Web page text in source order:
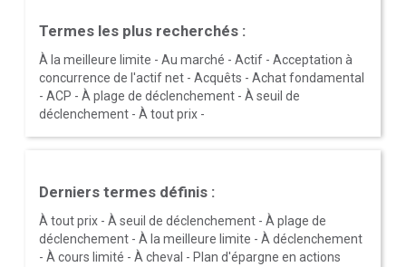
Termes les plus recherchés :
À la meilleure limite - Au marché - Actif- Acceptation à
concurrence de l'actif net- Acquêts - Achat fondamental
- ACP - À plage de déclenchement- À seuil de
déclenchement- À tout prix-
Derniers termes définis :
À tout prix- À seuil de déclenchement- À plage de
déclenchement- À la meilleure limite - À déclenchement
- À cours limité - À cheval - Plan d'épargne en actions